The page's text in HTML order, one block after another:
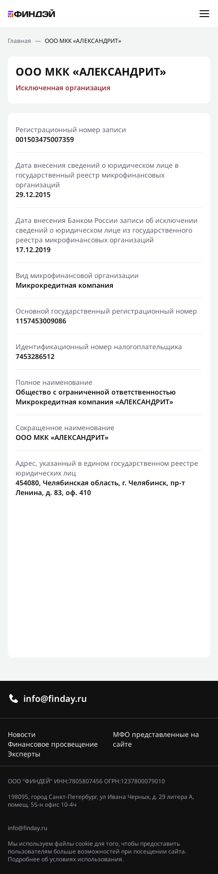
Подбор займа
Новости
Финансовое просвещение
Главная — ООО МКК «АЛЕКСАНДРИТ»
ООО МКК «АЛЕКСАНДРИТ»
Исключенная организация
Регистрационный номер записи
001503475007359
Дата внесения сведений о юридическом лице в
государственный реестр микрофинансовых
организаций
29.12.2015
Дата внесения Банком России записи об исключении
сведений о юридическом лице из государственного
реестра микрофинансовых организаций
17.12.2019
Вид микрофинансовой организации
Микрокредитная компания
Основной государственный регистрационный номер
1157453009086
Идентификационный номер налогоплательщика
7453286512
Полное наименование
Общество с ограниченной ответственностью
Микрокредитная компания «АЛЕКСАНДРИТ»
Сокращенное наименование
ООО МКК «АЛЕКСАНДРИТ»
Адрес, указанный в едином государственном реестре
юридических лиц
454080, Челябинская область, г. Челябинск, пр-т
Ленина, д. 83, оф. 410
info@finday.ru
Новости
Финансовое просвещение
Эксперты
МФО представленные на
сайте
ООО "ФИНДЕЙ" ИНН:7805807456 ОГРН:1237800079010
198095, город Санкт-Петербург, ул Ивана Черных, д. 29 литера А,
помещ. 55-н офис 10-4ч
info@finday.ru
Мы используем файлы cookie для того, чтобы предоставить
пользователям больше возможностей при посещении сайта.
Подробнее об условиях использования.
Ошибка:Контактная форма не найдена.
Спасибо, что написали нам
Мы свяжемся с Вами в ближайшее время и сообщим
результат
Отправить новый запрос